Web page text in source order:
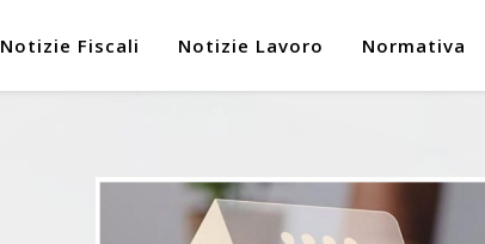
Notizie Fiscali Notizie Lavoro Normativa